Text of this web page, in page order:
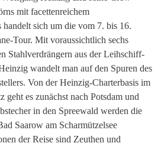
mit facettenreichem
handelt sich um die vom 7. bis 16.
Tour. Mit voraussichtlich sechs
Stahlverdrängern aus der Leihschiff-
wandelt man auf den Spuren des
Von der Heinzig-Charterbasis im
geht es zunächst nach Potsdam und
in den Spreewald werden die
Saarow am Scharmützelsee
der Reise sind Zeuthen und